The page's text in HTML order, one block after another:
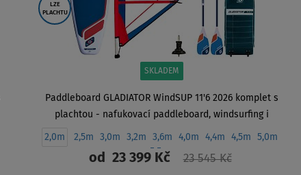
LZE
PLACHTU
SKLADEM
Paddleboard GLADIATOR WindSUP 11'6 2026 komplet s
plachtou - nafukovací paddleboard, windsurfing i
kajak
2,0m 2,5m 3,0m 3,2m 3,6m 4,0m 4,4m 4,5m
5,0m
5,5m
od23 399 Kč 23 545 Kč